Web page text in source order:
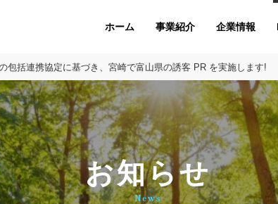
ホーム 事業紹介 企業情報
包括連携協定に基づき、宮崎で富山県の誘客 PR を実施します!
お知らせ
News